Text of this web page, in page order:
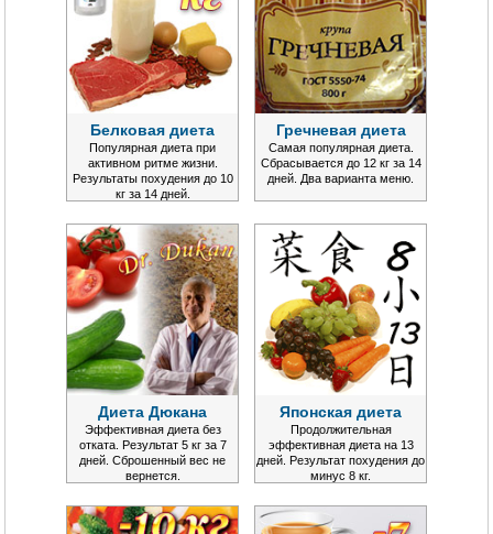
Белковая диета
Популярная диета при
активном ритме жизни.
Результаты похудения до 10
кг за 14 дней.
Гречневая диета
Самая популярная диета.
Сбрасывается до 12 кг за 14
дней. Два варианта меню.
Диета Дюкана
Эффективная диета без
отката. Результат 5 кг за 7
дней. Сброшенный вес не
вернется.
Японская диета
Продолжительная
эффективная диета на 13
дней. Результат похудения до
минус 8 кг.